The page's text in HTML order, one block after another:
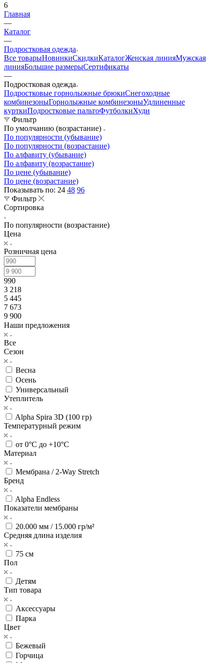
6
Главная
—
Каталог
—
Подростковая одежда
Все товарыНовинкиСкидкиКаталогЖенская линияМужская
линияБольшие размерыСертификаты
—
Подростковая одежда
Подростковые горнолыжные брюкиСнегоходные
комбинезоныГорнолыжные комбинезоныУдлиненные
курткиПодростковые пальтоФутболкиХуди
Фильтр
По умолчанию (возрастание)
По популярности (убывание)
По популярности (возрастание)
По алфавиту (убывание)
По алфавиту (возрастание)
По цене (убывание)
По цене (возрастание)
Показывать по: 24 48 96
Фильтр
Сортировка
По популярности (возрастание)
Цена
Розничная цена
990
3 218
5 445
7 673
9 900
Наши предложения
Все
Сезон
Весна
Осень
Универсальный
Утеплитель
Alpha Spira 3D (100 гр)
Температурный режим
от 0°С до +10°С
Материал
Мембрана / 2-Way Stretch
Бренд
Alpha Endless
Показатели мембраны
20.000 мм / 15.000 гр/м²
Средняя длина изделия
75 см
Пол
Детям
Тип товара
Аксессуары
Парка
Цвет
Бежевый
Горчица